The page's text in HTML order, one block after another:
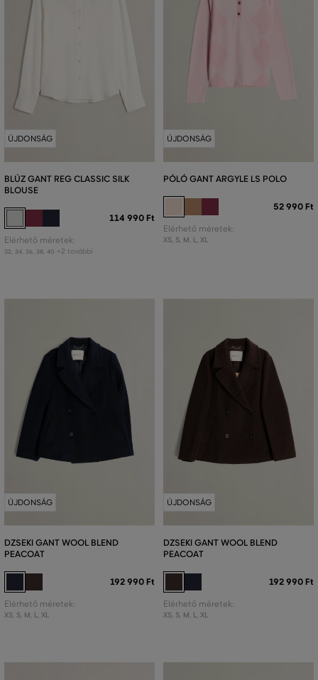
ÚJDONSÁG
BLÚZ GANT REG CLASSIC SILK
BLOUSE
114 990 Ft
Elérhető méretek:
32 34 36 38 40 +2 további
ÚJDONSÁG
PÓLÓ GANT ARGYLE LS POLO
52 990 Ft
Elérhető méretek:
XS, S, M, L, XL
ÚJDONSÁG
DZSEKI GANT WOOL BLEND
PEACOAT
192 990 Ft
Elérhető méretek:
XS, S, M L XL
ÚJDONSÁG
DZSEKI GANT WOOL BLEND
PEACOAT
192 990 Ft
Elérhető méretek:
XS, S, M L XL